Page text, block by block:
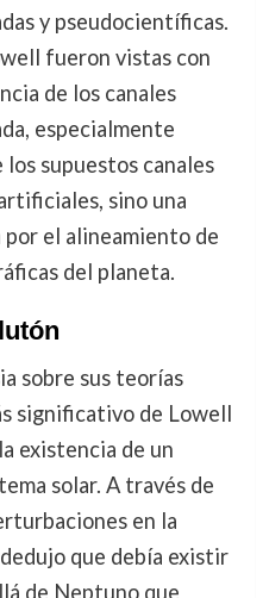
y pseudocientíficas.
fueron vistas con
de los canales
especialmente
supuestos canales
sino una
el alineamiento de
del planeta.
sobre sus teorías
significativo de Lowell
existencia de un
solar. A través de
en la
que debía existir
de Neptuno que